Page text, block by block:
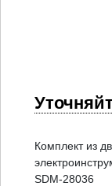
Комплект из
SDM-28036